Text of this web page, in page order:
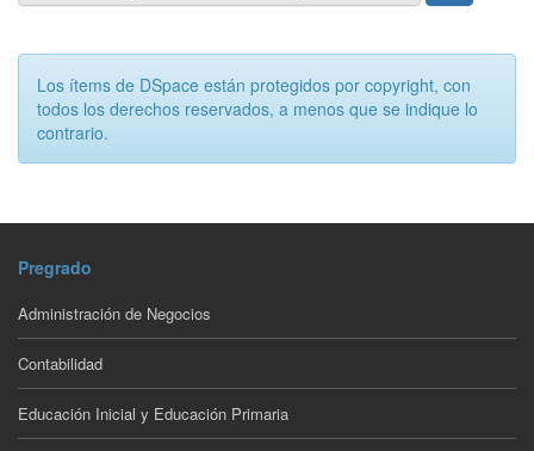
Los ítems de DSpace están protegidos por copyright, con
todos los derechos reservados, a menos que se indique lo
contrario.
Pregrado
Administración de Negocios
Contabilidad
Educación Inicial y Educación Primaria